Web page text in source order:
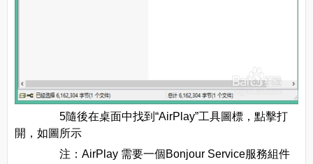
5隨後在桌面中找到“AirPlay”工具圖標，點擊打
開，如圖所示
注：AirPlay 需要一個Bonjour Service服務組件